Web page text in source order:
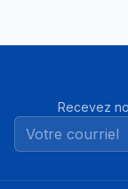
Recevez